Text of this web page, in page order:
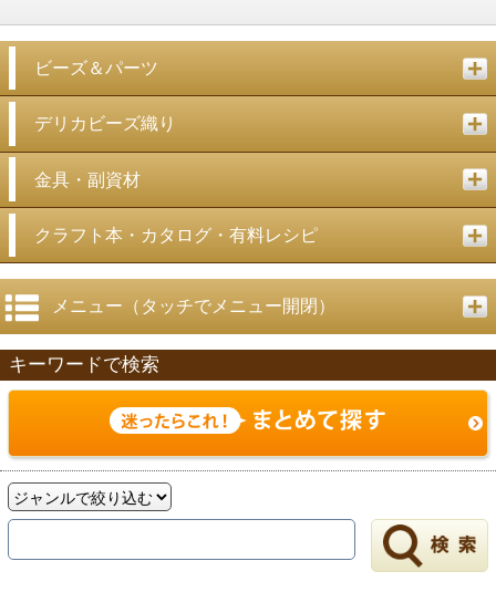
ビーズ＆パーツ
デリカビーズ織り
金具・副資材
クラフト本・カタログ・有料レシピ
メニュー（タッチでメニュー開閉）
キーワードで検索